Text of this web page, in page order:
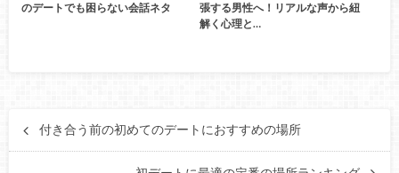
のデートでも困らない会話ネタ
張する男性へ！リアルな声から紐
解く心理と…
付き合う前の初めてのデートにおすすめの場所